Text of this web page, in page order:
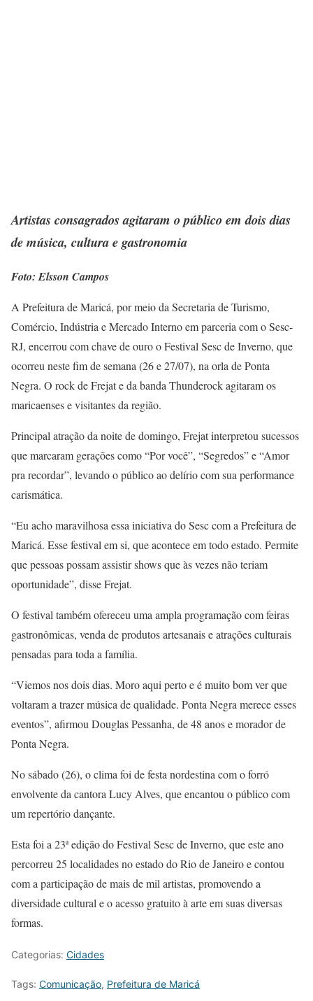
Artistas consagrados agitaram o público em dois dias
de música, cultura e gastronomia
Foto: Elsson Campos
A Prefeitura de Maricá, por meio da Secretaria de Turismo,
Comércio, Indústria e Mercado Interno em parceria com o Sesc-
RJ, encerrou com chave de ouro o Festival Sesc de Inverno, que
ocorreu neste fim de semana (26 e 27/07), na orla de Ponta
Negra. O rock de Frejat e da banda Thunderock agitaram os
maricaenses e visitantes da região.
Principal atração da noite de domingo, Frejat interpretou sucessos
que marcaram gerações como “Por você”, “Segredos” e “Amor
pra recordar”, levando o público ao delírio com sua performance
carismática.
“Eu acho maravilhosa essa iniciativa do Sesc com a Prefeitura de
Maricá. Esse festival em si, que acontece em todo estado. Permite
que pessoas possam assistir shows que às vezes não teriam
oportunidade”, disse Frejat.
O festival também ofereceu uma ampla programação com feiras
gastronômicas, venda de produtos artesanais e atrações culturais
pensadas para toda a família.
“Viemos nos dois dias. Moro aqui perto e é muito bom ver que
voltaram a trazer música de qualidade. Ponta Negra merece esses
eventos”, afirmou Douglas Pessanha, de 48 anos e morador de
Ponta Negra.
No sábado (26), o clima foi de festa nordestina com o forró
envolvente da cantora Lucy Alves, que encantou o público com
um repertório dançante.
Esta foi a 23ª edição do Festival Sesc de Inverno, que este ano
percorreu 25 localidades no estado do Rio de Janeiro e contou
com a participação de mais de mil artistas, promovendo a
diversidade cultural e o acesso gratuito à arte em suas diversas
formas.
Categorias: Cidades
Tags: Comunicação, Prefeitura de Maricá